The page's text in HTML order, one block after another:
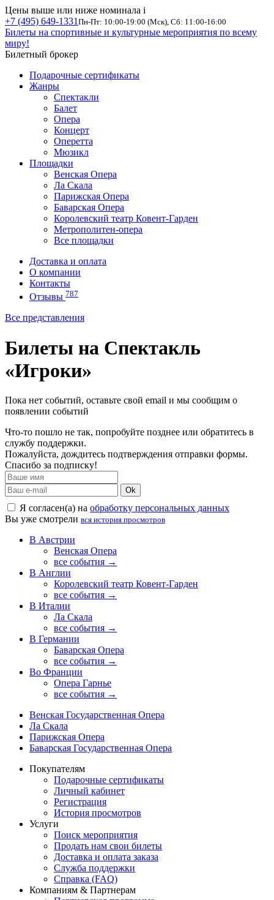
Цены выше или ниже номинала i
+7 (495) 649-1331 Пн-Пт: 10:00-19:00 (Мск), Сб: 11:00-16:00
Билеты на спортивные и культурные мероприятия по всему
миру!
Билетный брокер
Подарочные сертификаты
Жанры
Спектакли
Балет
Опера
Концерт
Оперетта
Мюзикл
Площадки
Венская Опера
Ла Скала
Парижская Опера
Баварская Опера
Королевский театр Ковент-Гарден
Метрополитен-опера
Все площадки
Доставка и оплата
О компании
Контакты
Отзывы 787
Все представления
Билеты на Спектакль
«Игроки»
Пока нет событий, оставьте свой email и мы сообщим о
появлении событий
Что-то пошло не так, попробуйте позднее или обратитесь в
службу поддержки.
Пожалуйста, дождитесь подтверждения отправки формы.
Спасибо за подписку!
Ok
Я согласен(а) на обработку персональных данных
Вы уже смотрели вся история просмотров
В Австрии
Венская Опера
все события →
В Англии
Королевский театр Ковент-Гарден
все события →
В Италии
Ла Скала
все события →
В Германии
Баварская Опера
все события →
Во Франции
Опера Гарнье
все события →
Венская Государственная Опера
Ла Скала
Парижская Опера
Баварская Государственная Опера
Покупателям
Подарочные сертификаты
Личный кабинет
Регистрация
История просмотров
Услуги
Поиск мероприятия
Продать нам свои билеты
Доставка и оплата заказа
Служба поддержки
Справка (FAQ)
Компаниям & Партнерам